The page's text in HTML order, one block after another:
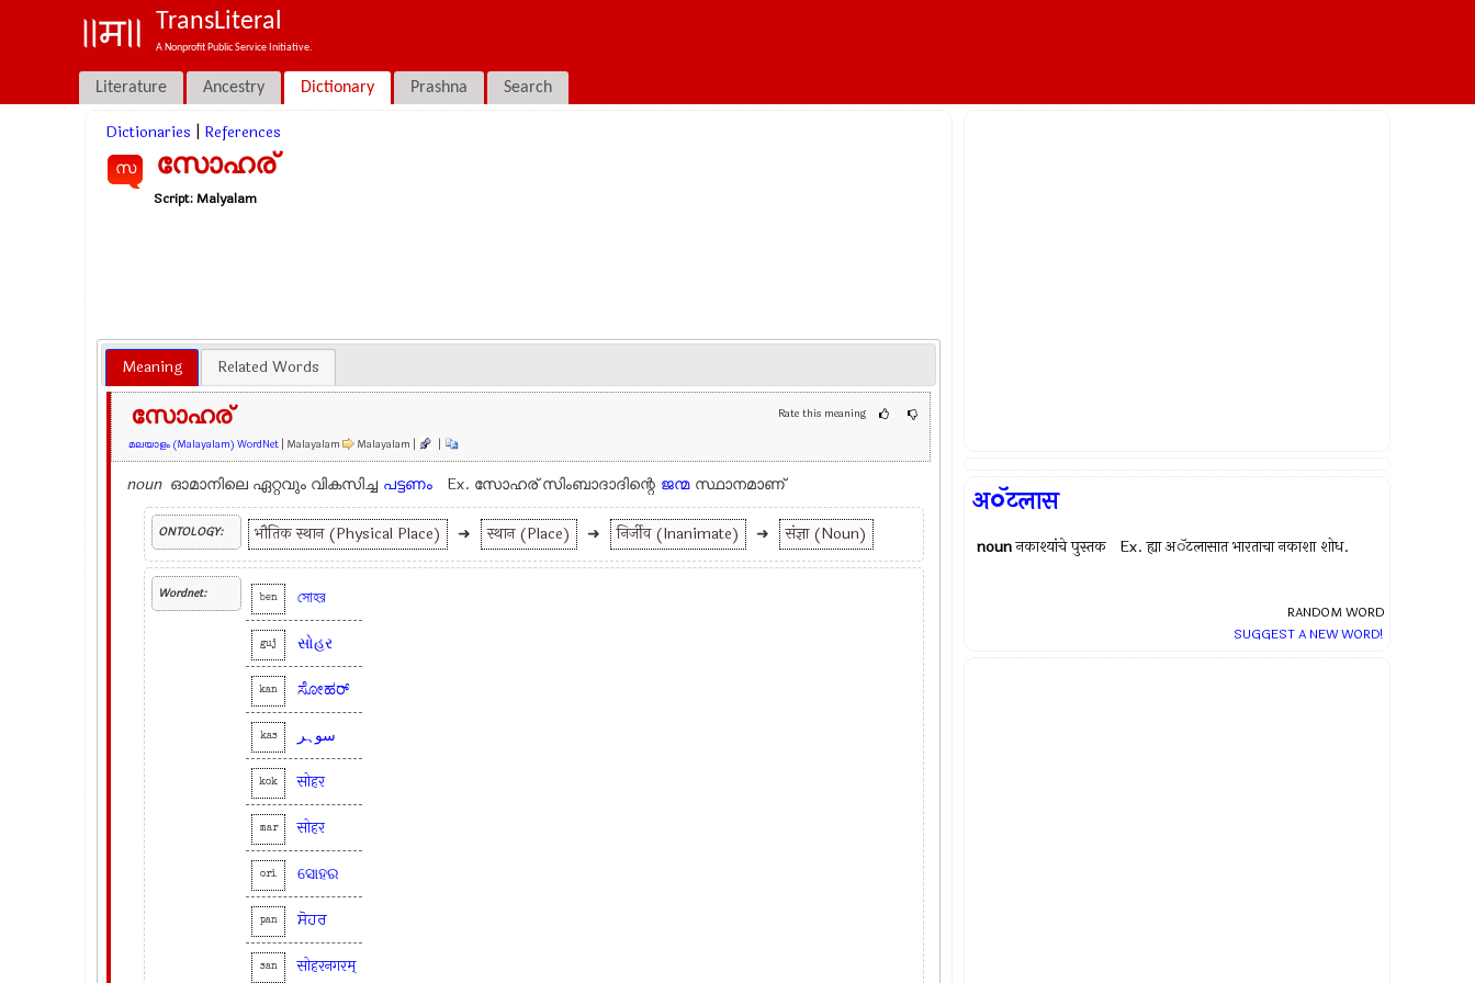
TransLiteral
A Nonprofit Public Service Initiative.
Literature Ancestry Dictionary Prashna Search
Dictionaries References
സ സോഹര്
Script:Malyalam
Meaning Related Words
Rate this meaning
സോഹര്
മലയാളം (Malayalam) WordNet| Malayalam Malayalam | |
noun ഓമാനിലെ ഏറ്റവും വികസിച്ച പട്ടണം Ex. സോഹര് സിംബാദാദിന്റെ ജന്മസ്ഥാനമാണ്
ONTOLOGY: भौतिक स्थान (Physical Place) ➜ स्थान (Place) ➜ निर्जीव (Inanimate) ➜ संज्ञा (Noun)
Wordnet: ben সোহর
guj સોહર
kan ಸೋಹರ್
kas سوہر
kok सोहर
mar सोहर
ori ସୋହର
pan ਸੋਹਰ
san सोहरनगरम्
अॅटलास
nounनकाश्यांचे पुस्तक Ex.ह्या अॅटलासात भारताचा नकाशा शोध.
RANDOM WORD
SUGGEST A NEW WORD!